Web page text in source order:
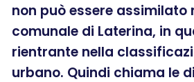
non può essere
comunale di Laterina, in
rientrante nella
urbano. Quindi chiama le